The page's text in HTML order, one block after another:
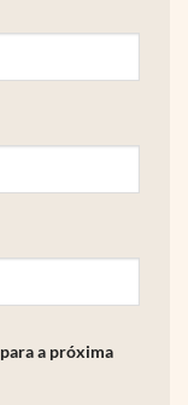
a próxima